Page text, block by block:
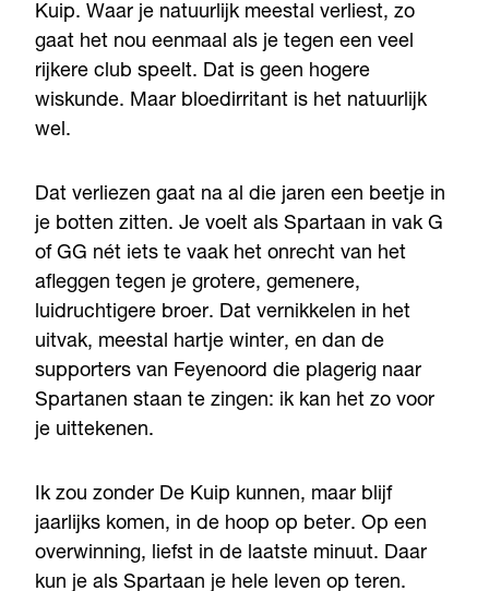
Kuip. Waar je natuurlijk meestal verliest, zo
gaat het nou eenmaal als je tegen een veel
rijkere club speelt. Dat is geen hogere
wiskunde. Maar bloedirritant is het natuurlijk
wel.
Dat verliezen gaat na al die jaren een beetje in
je botten zitten. Je voelt als Spartaan in vak G
of GG nét iets te vaak het onrecht van het
afleggen tegen je grotere, gemenere,
luidruchtigere broer. Dat vernikkelen in het
uitvak, meestal hartje winter, en dan de
supporters van Feyenoord die plagerig naar
Spartanen staan te zingen: ik kan het zo voor
je uittekenen.
Ik zou zonder De Kuip kunnen, maar blijf
jaarlijks komen, in de hoop op beter. Op een
overwinning, liefst in de laatste minuut. Daar
kun je als Spartaan je hele leven op teren.